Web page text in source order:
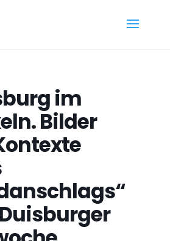
im
Bilder